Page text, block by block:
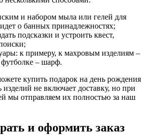
и набором мыла или гелей для
о банных принадлежностях;
подсказки и устроить квест,
к примеру, к махровым изделиям –
– шарф.
купить подарок на день рождения
изделий не включает доставку, но при
мы отправляем их полностью за наш
и оформить заказ